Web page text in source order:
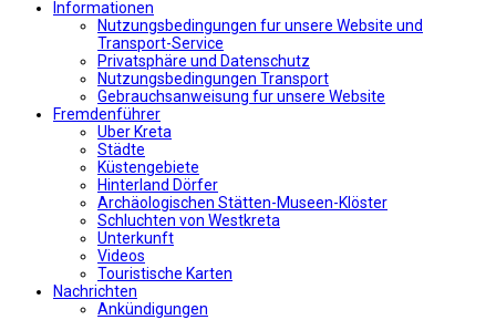
Informationen
Nutzungsbedingungen fur unsere Website und
Transport-Service
Privatsphäre und Datenschutz
Nutzungsbedingungen Transport
Gebrauchsanweisung fur unsere Website
Fremdenführer
Uber Kreta
Städte
Küstengebiete
Hinterland Dörfer
Archäologischen Stätten-Museen-Klöster
Schluchten von Westkreta
Unterkunft
Videos
Touristische Karten
Nachrichten
Ankündigungen